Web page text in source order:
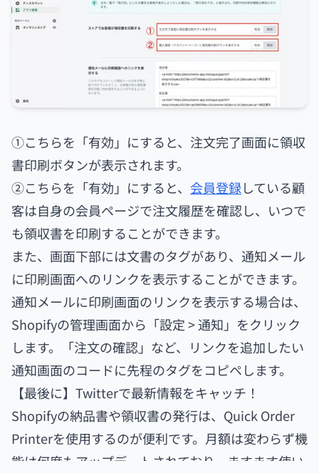
①こちらを「有効」にすると、注文完了画面に領収
書印刷ボタンが表示されます。
②こちらを「有効」にすると、 会員登録している顧
客は自身の会員ページで注文履歴を確認し、いつで
も領収書を印刷することができます。
また、画面下部には文書のタグがあり、通知メール
に印刷画面へのリンクを表示することができます。
通知メールに印刷画面のリンクを表示する場合は、
Shopifyの管理画面から「設定 > 通知」をクリック
します。「注文の確認」など、リンクを追加したい
通知画面のコードに先程のタグをコピペします。
【最後に】Twitterで最新情報をキャッチ！
Shopifyの納品書や領収書の発行は、Quick Order
Printerを使用するのが便利です。月額は変わらず機
能は何度もアップデートされており、ますます使い